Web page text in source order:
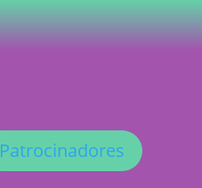
Patrocinadores